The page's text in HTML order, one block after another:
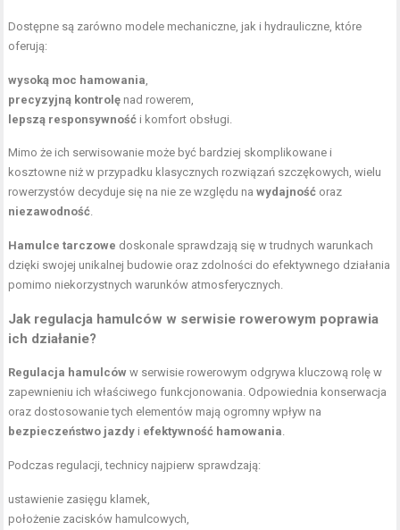
Dostępne są zarówno modele mechaniczne, jak i hydrauliczne, które
oferują:
wysoką moc hamowania,
precyzyjną kontrolę nad rowerem,
lepszą responsywność i komfort obsługi.
Mimo że ich serwisowanie może być bardziej skomplikowane i
kosztowne niż w przypadku klasycznych rozwiązań szczękowych, wielu
rowerzystów decyduje się na nie ze względu nawydajność oraz
niezawodność.
Hamulce tarczowe doskonale sprawdzają się w trudnych warunkach
dzięki swojej unikalnej budowie oraz zdolności do efektywnego działania
pomimo niekorzystnych warunków atmosferycznych.
Jak regulacja hamulców w serwisie rowerowym poprawia
ich działanie?
Regulacja hamulców w serwisie rowerowym odgrywa kluczową rolę w
zapewnieniu ich właściwego funkcjonowania. Odpowiednia konserwacja
oraz dostosowanie tych elementów mają ogromny wpływ na
bezpieczeństwo jazdy i efektywność hamowania.
Podczas regulacji, technicy najpierw sprawdzają:
ustawienie zasięgu klamek,
położenie zacisków hamulcowych,